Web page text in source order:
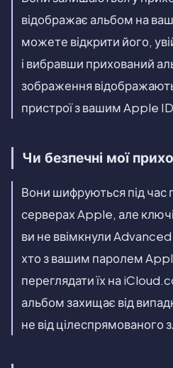
відображає альбом на
можете відкрити його,
і вибравши прихований
зображення
пристрої з вашим Apple
Чи безпечні мої
Вони шифруються під час
серверах Apple, але
ви не ввімкнули
хто з вашим паролем
переглядати їх на
альбом захищає від
не від цілеспрямованого